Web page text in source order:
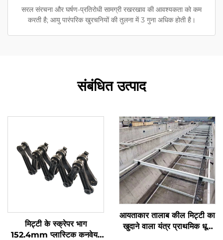
सरल संरचना और घर्षण-प्रतिरोधी सामग्री रखरखाव की आवश्यकता को कम
करती है; आयु पारंपरिक खुरचनियों की तुलना में 3 गुना अधिक होती है।
संबंधित उत्पाद
मिट्टी के स्क्रेपर भाग
152.4mm प्लास्टिक कनवेयर
आयताकार तालाब कील मिट्टी का
खुदाने वाला यंत्र प्राथमिक धूल